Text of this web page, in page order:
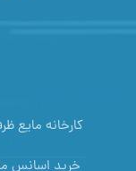
کارخانه مایع
خرید اسانس